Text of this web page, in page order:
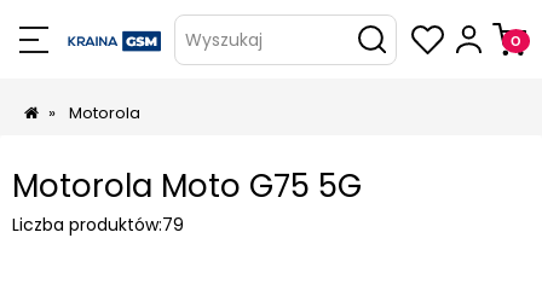
Wyszukaj
» Motorola
Motorola Moto G75 5G
Liczba produktów:79